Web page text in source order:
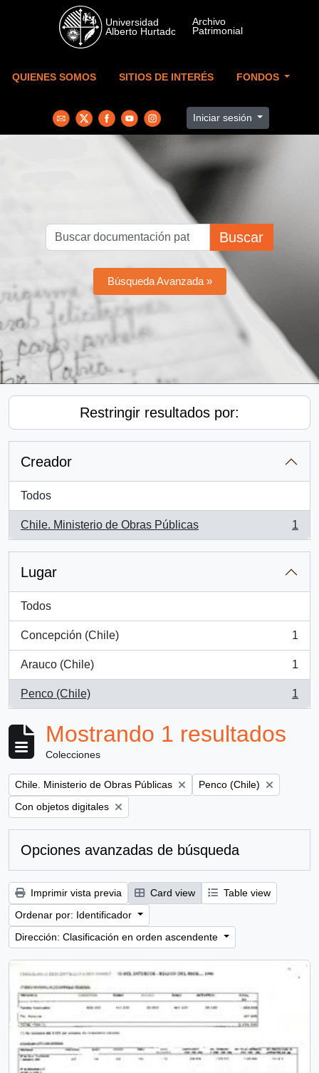
Skip to main content
QUIENES SOMOS SITIOS DE INTERÉS FONDOS
Iniciar sesión
Buscar
Búsqueda Avanzada »
Restringir resultados por:
Creador
Todos
Chile. Ministerio de Obras Públicas
, 1 resultados
1
Lugar
Todos
Concepción (Chile)
, 1 resultados
1
Arauco (Chile)
, 1 resultados
1
Penco (Chile)
, 1 resultados
1
Mostrando 1 resultados
Colecciones
Remove filter:
Chile. Ministerio de Obras Públicas Remove filter:
Penco (Chile)
Remove filter:
Con objetos digitales
Opciones avanzadas de búsqueda
Imprimir vista previa Card view
Table view
Ordenar por: Identificador
Dirección: Clasificación en orden ascendente